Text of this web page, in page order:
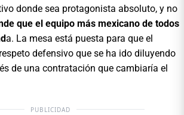
donde sea protagonista absoluto, y no
que el equipo más mexicano de todos
a. La mesa está puesta para que el
defensivo que se ha ido diluyendo
de una contratación que cambiaría el
PUBLICIDAD